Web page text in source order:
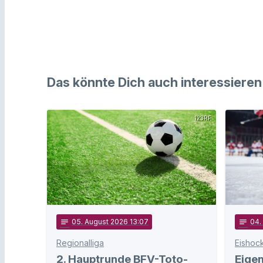
Das könnte Dich auch interessieren
123RF
notes 05. August 2026 13:07
Regionalliga
2. Hauptrunde BFV-Toto-
notes 04